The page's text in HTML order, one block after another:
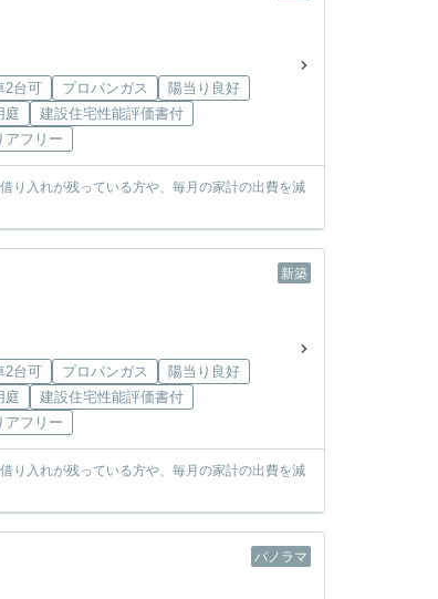
2台可 プロパンガス
陽当り良好
庭
建設住宅性能評価書付
アフリー
り入れが残っている方や、毎月の家計の出費を減
新築
2台可 プロパンガス
陽当り良好
庭
建設住宅性能評価書付
アフリー
り入れが残っている方や、毎月の家計の出費を減
パノラマ